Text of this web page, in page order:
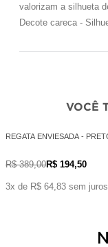
valorizam a silhueta
Decote careca -
VOCÊ
REGATA ENVIESADA -
R$ 389,00R$ 194,50
3x de R$ 64,83 sem juros